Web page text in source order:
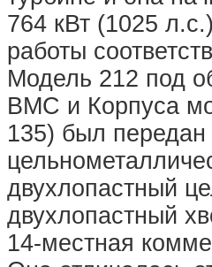
764 кВт (1025
работы
Модель 212 под
ВМС и Корпуса
135) был
двухлопастный
двухлопастный
14-местная